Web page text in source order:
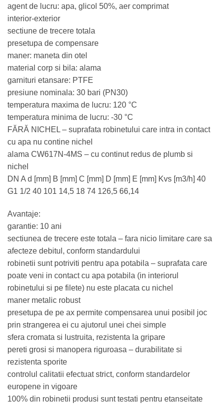
agent de lucru: apa, glicol 50%, aer comprimat
interior-exterior
sectiune de trecere totala
presetupa de compensare
maner: maneta din otel
material corp si bila: alama
garnituri etansare: PTFE
presiune nominala: 30 bari (PN30)
temperatura maxima de lucru: 120 °C
temperatura minima de lucru: -30 °C
FĂRĂ NICHEL – suprafata robinetului care intra in contact
cu apa nu contine nichel
alama CW617N-4MS – cu continut redus de plumb si
nichel
DN A d [mm] B [mm] C [mm] D [mm] E [mm] Kvs [m3/h] 40
G1 1/2 40 101 14,5 18 74 126,5 66,14
Avantaje:
garantie: 10 ani
sectiunea de trecere este totala – fara nicio limitare care sa
afecteze debitul, conform standardului
robinetii sunt potriviti pentru apa potabila – suprafata care
poate veni in contact cu apa potabila (in interiorul
robinetului si pe filete) nu este placata cu nichel
maner metalic robust
presetupa de pe ax permite compensarea unui posibil joc
prin strangerea ei cu ajutorul unei chei simple
sfera cromata si lustruita, rezistenta la gripare
pereti grosi si manopera riguroasa – durabilitate si
rezistenta sporite
controlul calitatii efectuat strict, conform standardelor
europene in vigoare
100% din robinetii produsi sunt testati pentru etanseitate